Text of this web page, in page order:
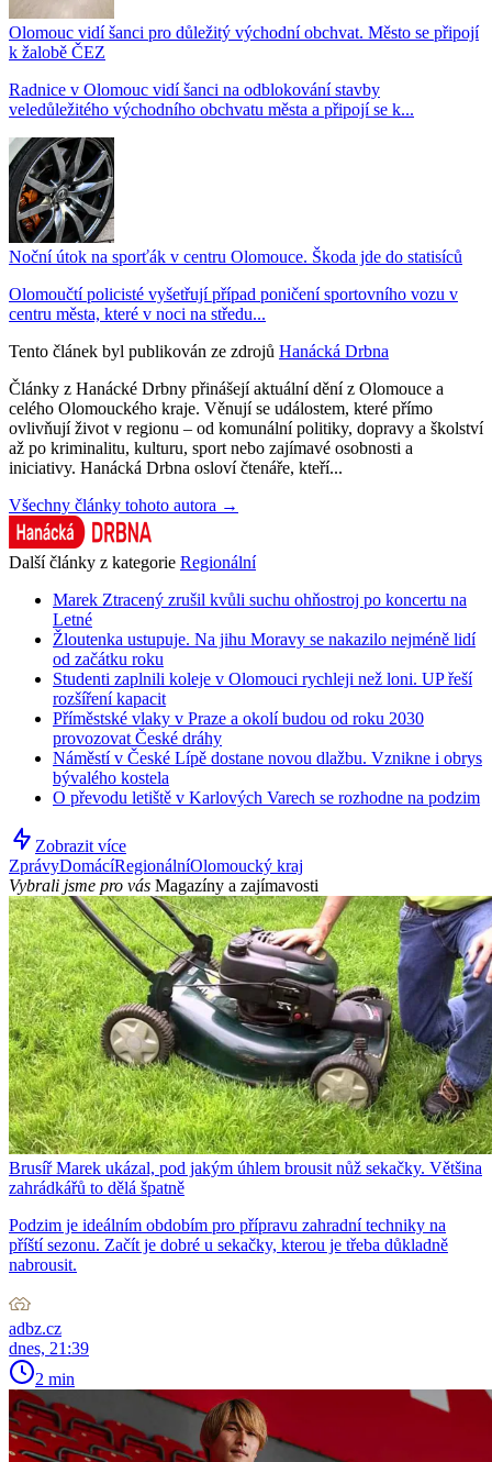
Olomouc vidí šanci pro důležitý východní obchvat. Město se připojí
k žalobě ČEZ
Radnice v Olomouc vidí šanci na odblokování stavby
veledůležitého východního obchvatu města a připojí se k...
Noční útok na sporťák v centru Olomouce. Škoda jde do statisíců
Olomoučtí policisté vyšetřují případ poničení sportovního vozu v
centru města, které v noci na středu...
Tento článek byl publikován ze zdrojů Hanácká Drbna
Články z Hanácké Drbny přinášejí aktuální dění z Olomouce a
celého Olomouckého kraje. Věnují se událostem, které přímo
ovlivňují život v regionu – od komunální politiky, dopravy a školství
až po kriminalitu, kulturu, sport nebo zajímavé osobnosti a
iniciativy. Hanácká Drbna osloví čtenáře, kteří...
Všechny články tohoto autora →
Další články z kategorie Regionální
Marek Ztracený zrušil kvůli suchu ohňostroj po koncertu na
Letné
Žloutenka ustupuje. Na jihu Moravy se nakazilo nejméně lidí
od začátku roku
Studenti zaplnili koleje v Olomouci rychleji než loni. UP řeší
rozšíření kapacit
Příměstské vlaky v Praze a okolí budou od roku 2030
provozovat České dráhy
Náměstí v České Lípě dostane novou dlažbu. Vznikne i obrys
bývalého kostela
O převodu letiště v Karlových Varech se rozhodne na podzim
Zobrazit více
ZprávyDomácíRegionálníOlomoucký kraj
Vybrali jsme pro vás Magazíny a zajímavosti
Brusíř Marek ukázal, pod jakým úhlem brousit nůž sekačky. Většina
zahrádkářů to dělá špatně
Podzim je ideálním obdobím pro přípravu zahradní techniky na
příští sezonu. Začít je dobré u sekačky, kterou je třeba důkladně
nabrousit.
adbz.cz
dnes, 21:39
2 min